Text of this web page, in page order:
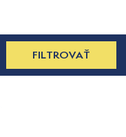
FILTROVAŤ